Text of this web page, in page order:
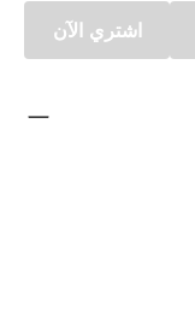
اشتري الآن